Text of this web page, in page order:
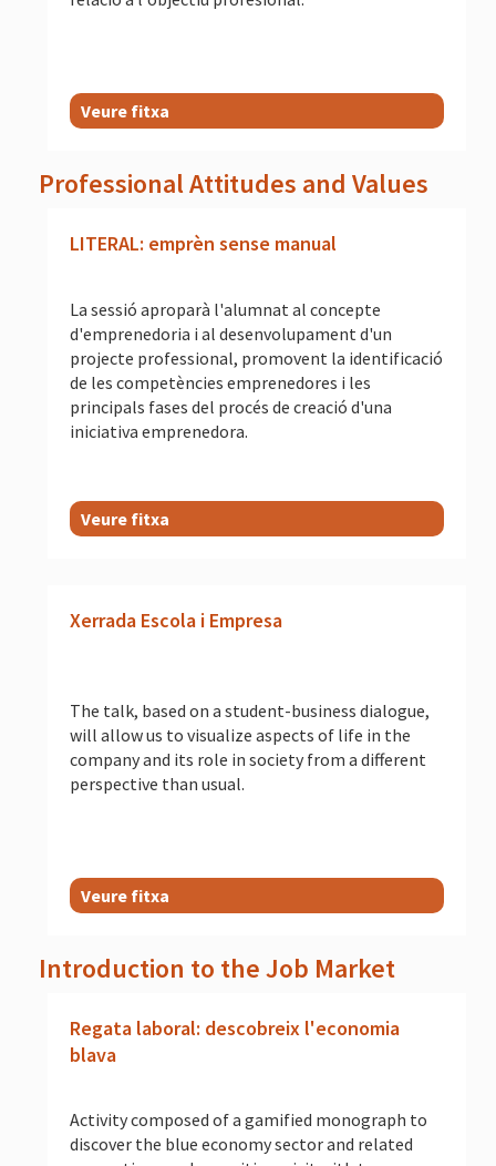
Veure fitxa
Professional Attitudes and Values
LITERAL: emprèn sense manual
La sessió aproparà l'alumnat al concepte
d'emprenedoria i al desenvolupament d'un
projecte professional, promovent la identificació
de les competències emprenedores i les
principals fases del procés de creació d'una
iniciativa emprenedora.
Veure fitxa
Xerrada Escola i Empresa
The talk, based on a student-business dialogue,
will allow us to visualize aspects of life in the
company and its role in society from a different
perspective than usual.
Veure fitxa
Introduction to the Job Market
Regata laboral: descobreix l'economia
blava
Activity composed of a gamified monograph to
discover the blue economy sector and related